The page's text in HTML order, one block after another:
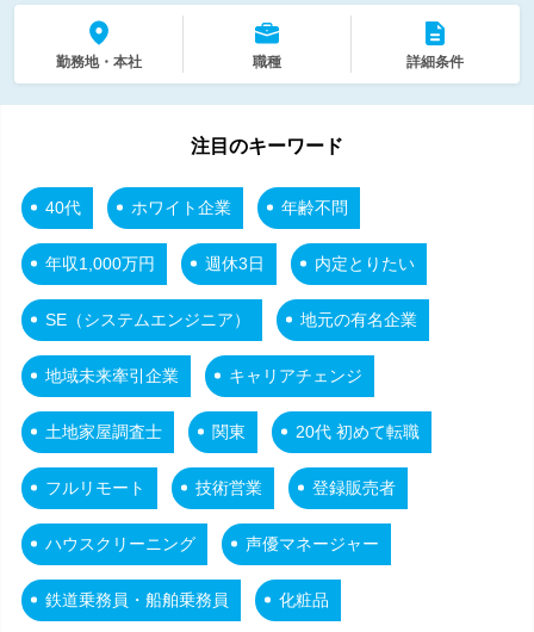
勤務地・本社 職種 詳細条件
注目のキーワード
40代 ホワイト企業 年齢不問
年収1,000万円 週休3日 内定とりたい
SE（システムエンジニア） 地元の有名企業
地域未来牽引企業 キャリアチェンジ
土地家屋調査士 関東 20代 初めて転職
フルリモート 技術営業 登録販売者
ハウスクリーニング 声優マネージャー
鉄道乗務員・船舶乗務員 化粧品